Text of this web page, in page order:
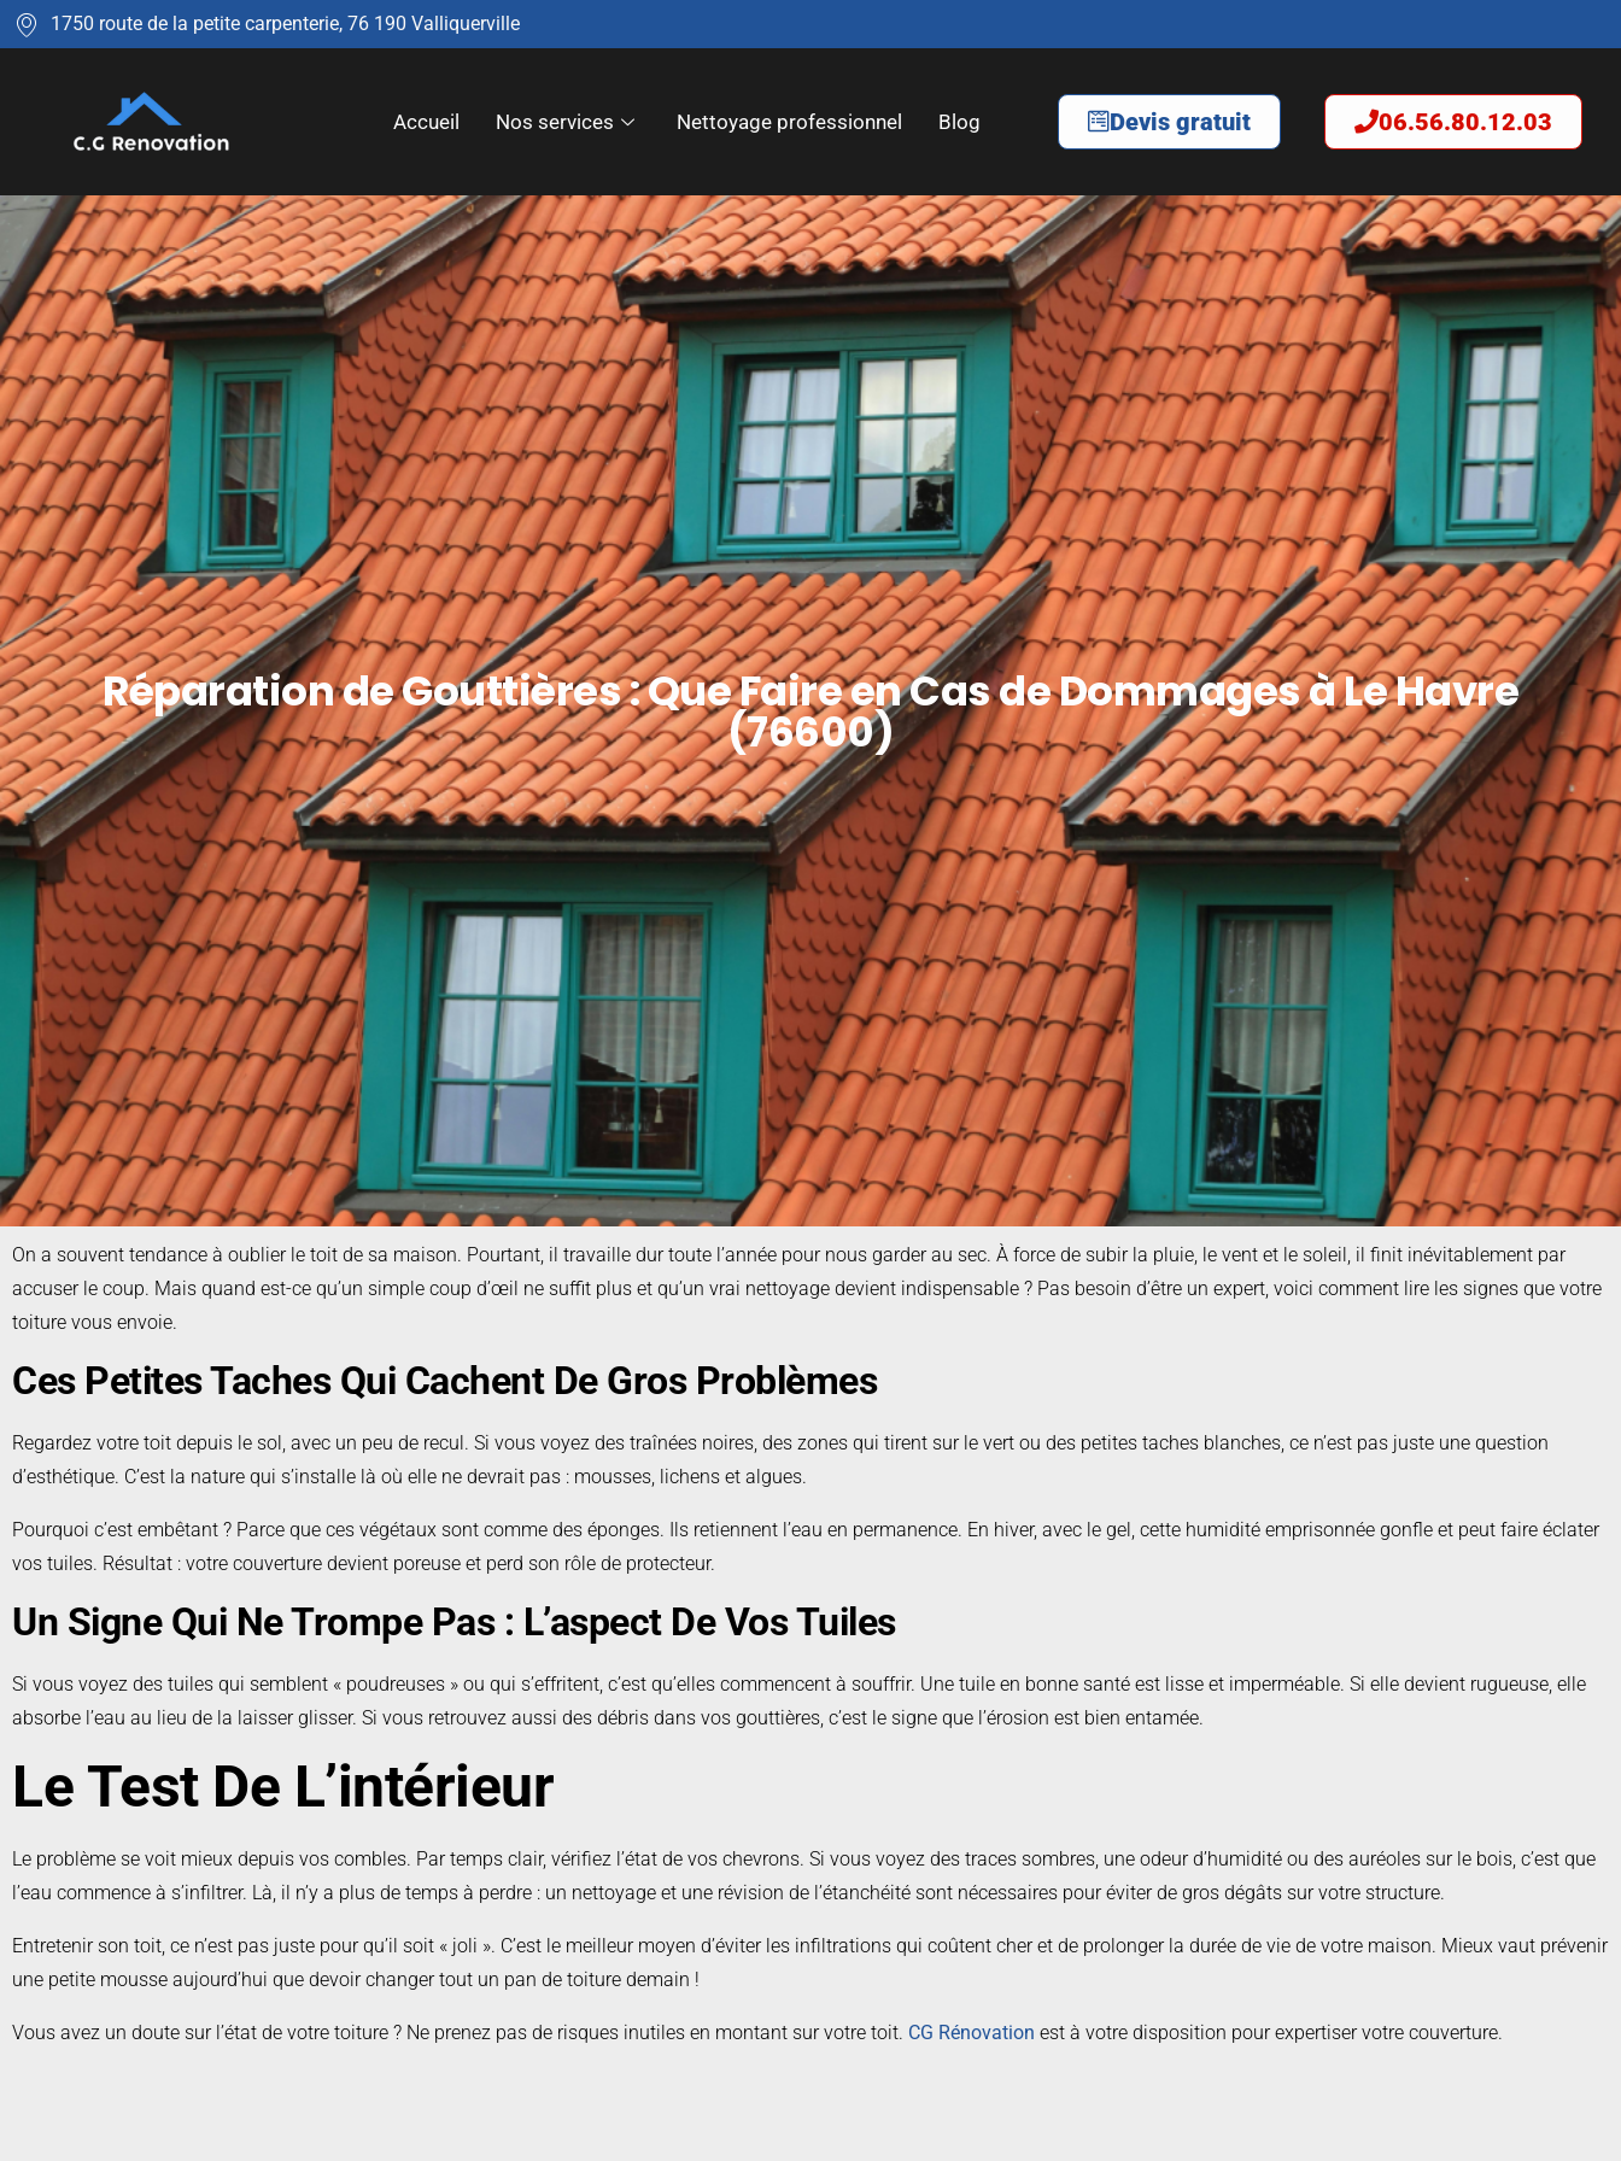
1750 route de la petite carpenterie, 76 190 Valliquerville
Accueil Nos services Nettoyage professionnel Blog Devis gratuit 06.56.80.12.03
Réparation de Gouttières : Que Faire en Cas de Dommages à Le Havre
(76600)
On a souvent tendance à oublier le toit de sa maison. Pourtant, il travaille dur toute l’année pour nous garder au sec. À force de subir la pluie, le vent et le soleil, il finit inévitablement par
accuser le coup. Mais quand est-ce qu’un simple coup d’œil ne suffit plus et qu’un vrai nettoyage devient indispensable ? Pas besoin d’être un expert, voici comment lire les signes que votre
toiture vous envoie.
Ces Petites Taches Qui Cachent De Gros Problèmes
Regardez votre toit depuis le sol, avec un peu de recul. Si vous voyez des traînées noires, des zones qui tirent sur le vert ou des petites taches blanches, ce n’est pas juste une question
d’esthétique. C’est la nature qui s’installe là où elle ne devrait pas : mousses, lichens et algues.
Pourquoi c’est embêtant ? Parce que ces végétaux sont comme des éponges. Ils retiennent l’eau en permanence. En hiver, avec le gel, cette humidité emprisonnée gonfle et peut faire éclater
vos tuiles. Résultat : votre couverture devient poreuse et perd son rôle de protecteur.
Un Signe Qui Ne Trompe Pas : L’aspect De Vos Tuiles
Si vous voyez des tuiles qui semblent « poudreuses » ou qui s’effritent, c’est qu’elles commencent à souffrir. Une tuile en bonne santé est lisse et imperméable. Si elle devient rugueuse, elle
absorbe l’eau au lieu de la laisser glisser. Si vous retrouvez aussi des débris dans vos gouttières, c’est le signe que l’érosion est bien entamée.
Le Test De L’intérieur
Le problème se voit mieux depuis vos combles. Par temps clair, vérifiez l’état de vos chevrons. Si vous voyez des traces sombres, une odeur d’humidité ou des auréoles sur le bois, c’est que
l’eau commence à s’infiltrer. Là, il n’y a plus de temps à perdre : un nettoyage et une révision de l’étanchéité sont nécessaires pour éviter de gros dégâts sur votre structure.
Entretenir son toit, ce n’est pas juste pour qu’il soit « joli ». C’est le meilleur moyen d’éviter les infiltrations qui coûtent cher et de prolonger la durée de vie de votre maison. Mieux vaut prévenir
une petite mousse aujourd’hui que devoir changer tout un pan de toiture demain !
Vous avez un doute sur l’état de votre toiture ? Ne prenez pas de risques inutiles en montant sur votre toit. CG Rénovation est à votre disposition pour expertiser votre couverture.